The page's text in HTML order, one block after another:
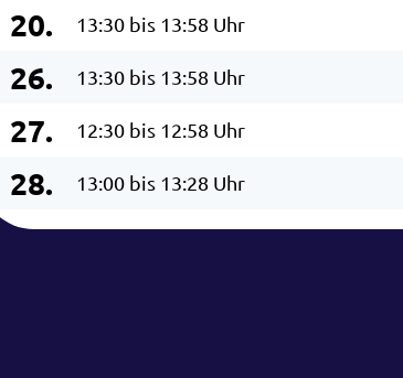
20. 13:30 bis 13:58 Uhr
26. 13:30 bis 13:58 Uhr
27. 12:30 bis 12:58 Uhr
28. 13:00 bis 13:28 Uhr